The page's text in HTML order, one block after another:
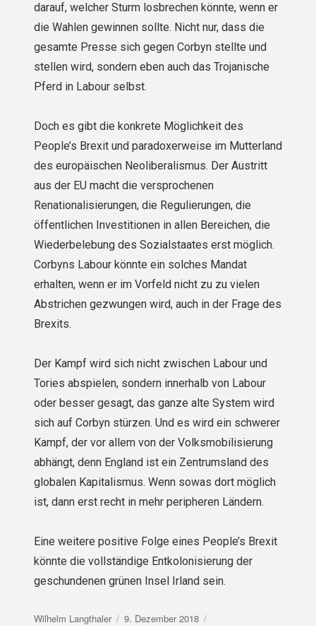
darauf, welcher Sturm losbrechen könnte, wenn er
die Wahlen gewinnen sollte. Nicht nur, dass die
gesamte Presse sich gegen Corbyn stellte und
stellen wird, sondern eben auch das Trojanische
Pferd in Labour selbst.
Doch es gibt die konkrete Möglichkeit des
People’s Brexit und paradoxerweise im Mutterland
des europäischen Neoliberalismus. Der Austritt
aus der EU macht die versprochenen
Renationalisierungen, die Regulierungen, die
öffentlichen Investitionen in allen Bereichen, die
Wiederbelebung des Sozialstaates erst möglich.
Corbyns Labour könnte ein solches Mandat
erhalten, wenn er im Vorfeld nicht zu zu vielen
Abstrichen gezwungen wird, auch in der Frage des
Brexits.
Der Kampf wird sich nicht zwischen Labour und
Tories abspielen, sondern innerhalb von Labour
oder besser gesagt, das ganze alte System wird
sich auf Corbyn stürzen. Und es wird ein schwerer
Kampf, der vor allem von der Volksmobilisierung
abhängt, denn England ist ein Zentrumsland des
globalen Kapitalismus. Wenn sowas dort möglich
ist, dann erst recht in mehr peripheren Ländern.
Eine weitere positive Folge eines People’s Brexit
könnte die vollständige Entkolonisierung der
geschundenen grünen Insel Irland sein.
Autor
Wilhelm Langthaler
Veröffentlicht
9. Dezember 2018